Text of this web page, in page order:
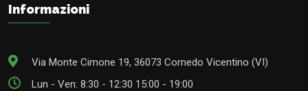
Informazioni
Via Monte Cimone 19, 36073 Cornedo Vicentino (VI)
Lun - Ven: 8:30 - 12:30 15:00 - 19:00